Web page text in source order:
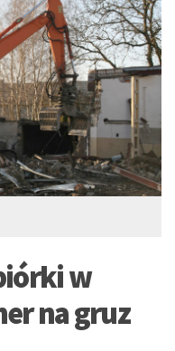
w
na gruz